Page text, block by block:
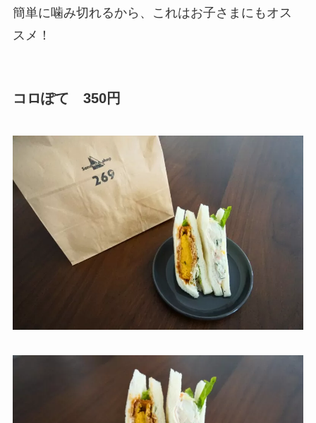
簡単に噛み切れるから、これはお子さまにもオス
スメ！
コロぽて 350円